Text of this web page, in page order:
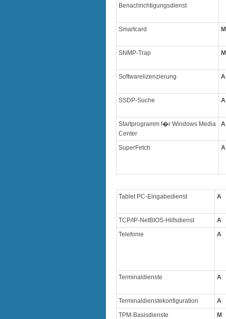
Benachrichtigungsdienst
Smartcard M
SNMP-Trap M
Softwarelizenzierung A
SSDP-Suche A
Startprogramm f�r Windows Media
Center
A
SuperFetch A
Tablet PC-Eingabedienst A
TCP/IP-NetBIOS-Hilfsdienst
A
Telefonie
A
Terminaldienste A
Terminaldienstekonfiguration
A
TPM-Basisdienste
M